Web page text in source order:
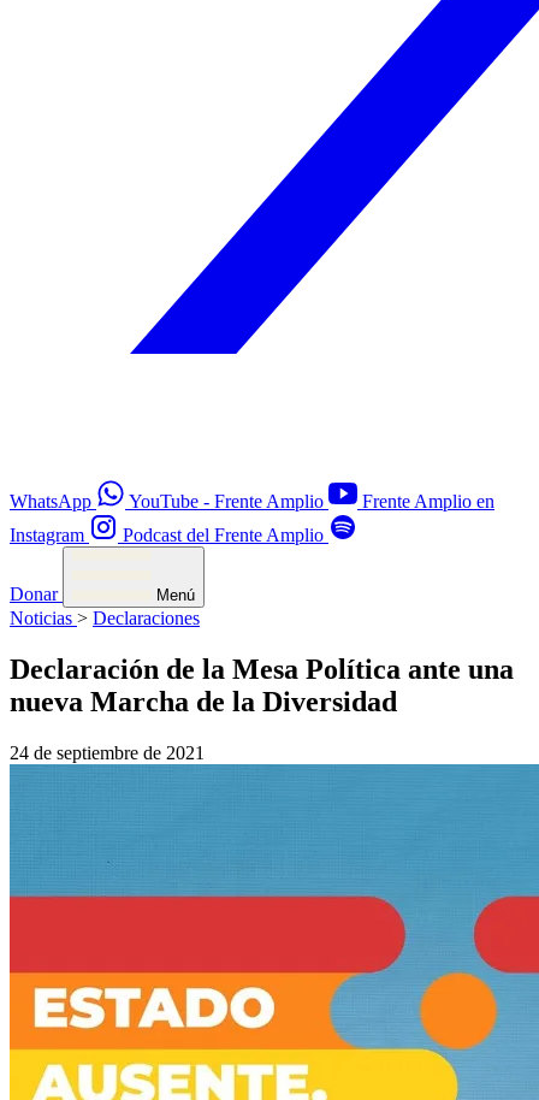
WhatsApp YouTube - Frente Amplio
Frente Amplio en
Instagram
Podcast del Frente Amplio
Donar Menú
Noticias > Declaraciones
Declaración de la Mesa Política ante una
nueva Marcha de la Diversidad
24 de septiembre de 2021